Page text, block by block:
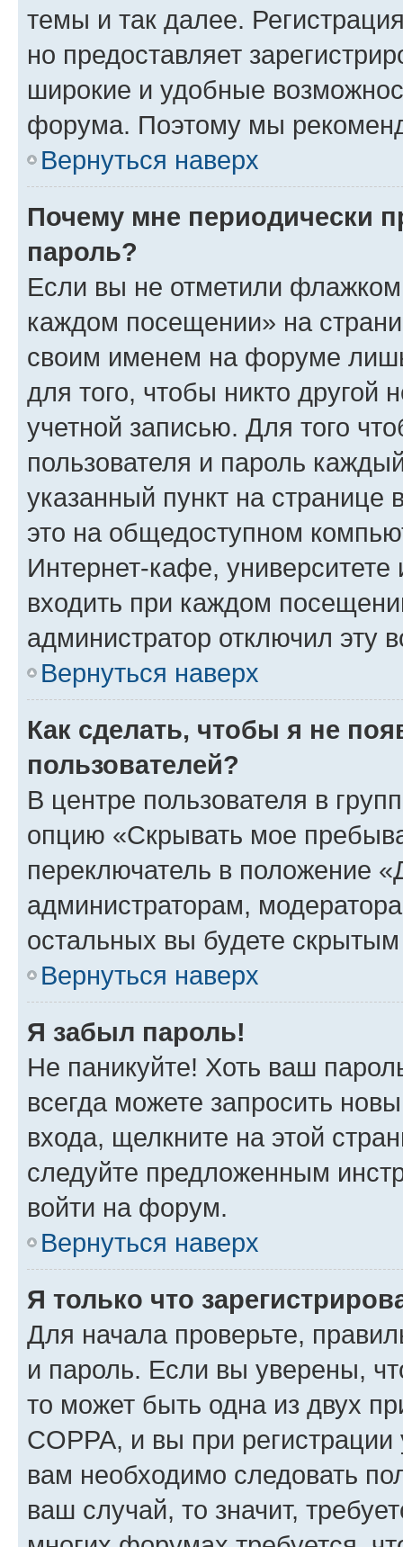
темы и так далее.
но предоставляет
широкие и удобные
форума. Поэтому мы
Вернуться наверх
Почему мне периодически
пароль?
Если вы не отметили флажком
каждом посещении» на
своим именем на форуме
для того, чтобы никто другой
учетной записью. Для того
пользователя и пароль
указанный пункт на
это на общедоступном
Интернет-кафе, университете
входить при каждом
администратор отключил эту
Вернуться наверх
Как сделать, чтобы я не
пользователей?
В центре пользователя в
опцию «Скрывать мое
переключатель в положение
администраторам,
остальных вы будете
Вернуться наверх
Я забыл пароль!
Не паникуйте! Хоть ваш
всегда можете запросить
входа, щелкните на этой
следуйте предложенным
войти на форум.
Вернуться наверх
Я только что
Для начала проверьте,
и пароль. Если вы уверены,
то может быть одна из двух
COPPA, и вы при
вам необходимо следовать
ваш случай, то значит,